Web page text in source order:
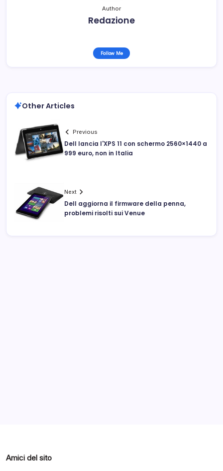
Author
Redazione
Follow Me
Other Articles
Previous
Dell lancia l'XPS 11 con schermo 2560×1440 a
999 euro, non in Italia
Next
Dell aggiorna il firmware della penna,
problemi risolti sui Venue
Amici del sito